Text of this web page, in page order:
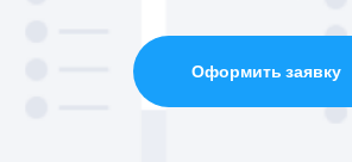
Оформить заявку